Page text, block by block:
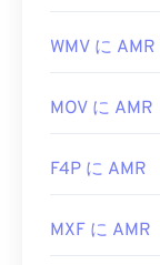
WMV に AMR
MOV に AMR
F4P に AMR
MXF に AMR